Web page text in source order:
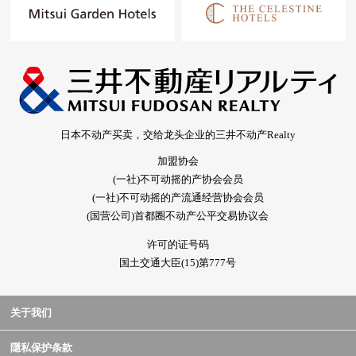
日本不动产买卖，交给龙头企业的三井不动产Realty
加盟协会
(一社)不可动摇的产协会会员
(一社)不可动摇的产流通经营协会会员
(国营公司)首都圈不动产公平交易协议会
许可的证号码
国土交通大臣(15)第777号
关于我们
隱私保护条款